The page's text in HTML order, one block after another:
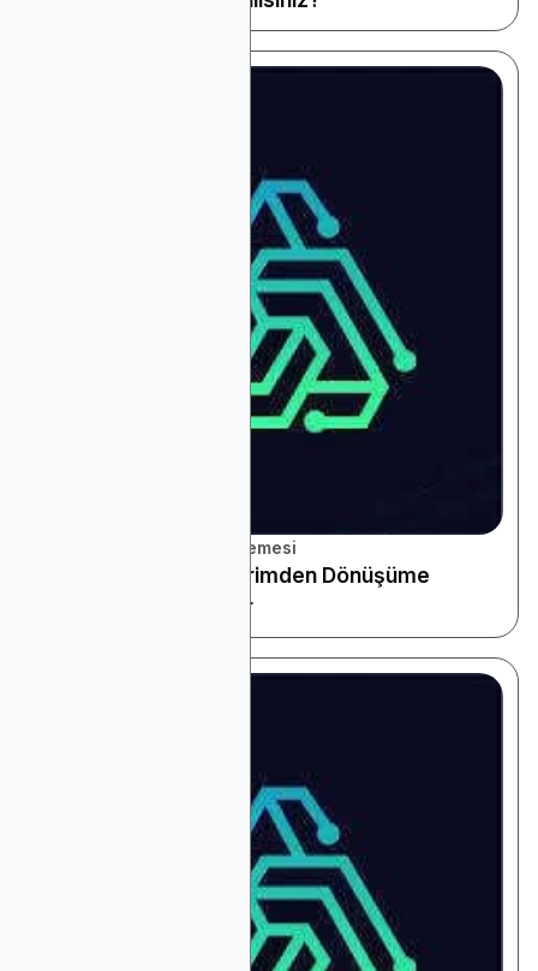
Platform ve Araçlar İncelemesi
Ölçüm ve Atıf: Gösterimden Dönüşüme
Doğrulanmış Sonuçlar